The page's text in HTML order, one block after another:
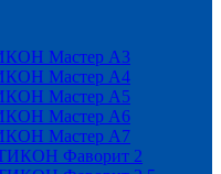
Мастер А3
Мастер А4
Мастер А5
Мастер А6
Мастер А7
Фаворит 2